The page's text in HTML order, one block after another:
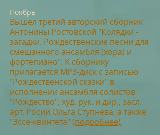
Ноябрь
Вышел третий авторский сборник
Антонины Ростовской "Колядки -
загадки. Рождественские песни для
смешанного ансамбля (хора) и
фортепиано". К сборнику
прилагается MP3-диск с записью
"Рождественской сказки" в
исполнении ансамбля солистов
"Рождество", худ. рук. и дир., засл.
арт. Росии Ольга Ступнева, а также
"Эссе-квинтета"(подробнее).